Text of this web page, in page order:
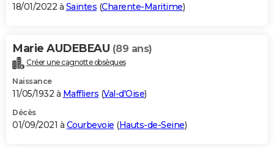
18/01/2022 à Saintes (Charente-Maritime)
Marie AUDEBEAU (89 ans)
Créer une cagnotte obsèques
Naissance
11/05/1932 à Maffliers (Val-d'Oise)
Décès
01/09/2021 à Courbevoie (Hauts-de-Seine)